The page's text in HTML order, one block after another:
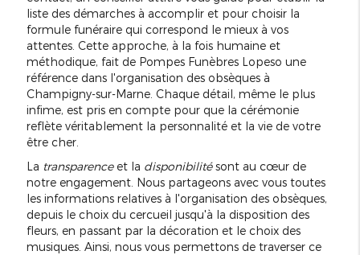
liste des démarches à accomplir et pour choisir la
formule funéraire qui correspond le mieux à vos
attentes. Cette approche, à la fois humaine et
méthodique, fait de Pompes Funèbres Lopeso une
référence dans l'organisation des obsèques à
Champigny-sur-Marne. Chaque détail, même le plus
infime, est pris en compte pour que la cérémonie
reflète véritablement la personnalité et la vie de votre
être cher.
La transparenceet la disponibilitésont au cœur de
notre engagement. Nous partageons avec vous toutes
les informations relatives à l'organisation des obsèques,
depuis le choix du cercueil jusqu'à la disposition des
fleurs, en passant par la décoration et le choix des
musiques. Ainsi, nous vous permettons de traverser ce